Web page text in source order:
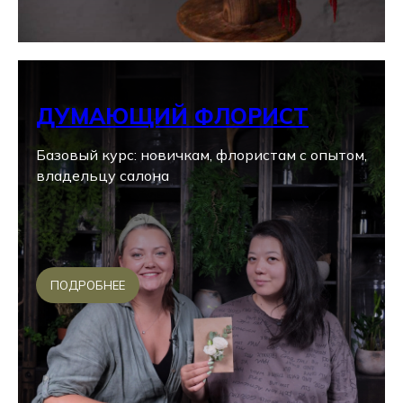
ДУМАЮЩИЙ ФЛОРИСТ
Базовый курс: новичкам, флористам с опытом,
владельцу салона
ПОДРОБНЕЕ